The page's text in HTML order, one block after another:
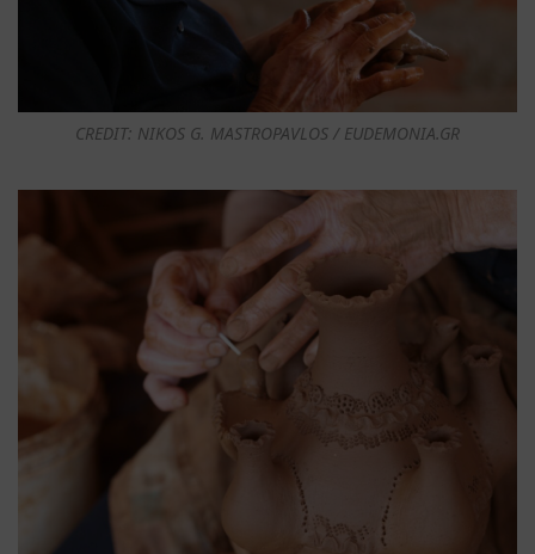
CREDIT: NIKOS G. MASTROPAVLOS / EUDEMONIA.GR